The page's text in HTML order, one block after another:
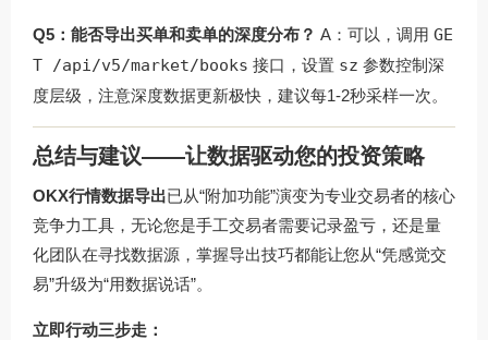
Q5：能否导出买单和卖单的深度分布？ A：可以，调用 GE
T /api/v5/market/books 接口，设置 sz 参数控制深
度层级，注意深度数据更新极快，建议每1-2秒采样一次。
总结与建议——让数据驱动您的投资策略
OKX行情数据导出已从“附加功能”演变为专业交易者的核心
竞争力工具，无论您是手工交易者需要记录盈亏，还是量
化团队在寻找数据源，掌握导出技巧都能让您从“凭感觉交
易”升级为“用数据说话”。
立即行动三步走：